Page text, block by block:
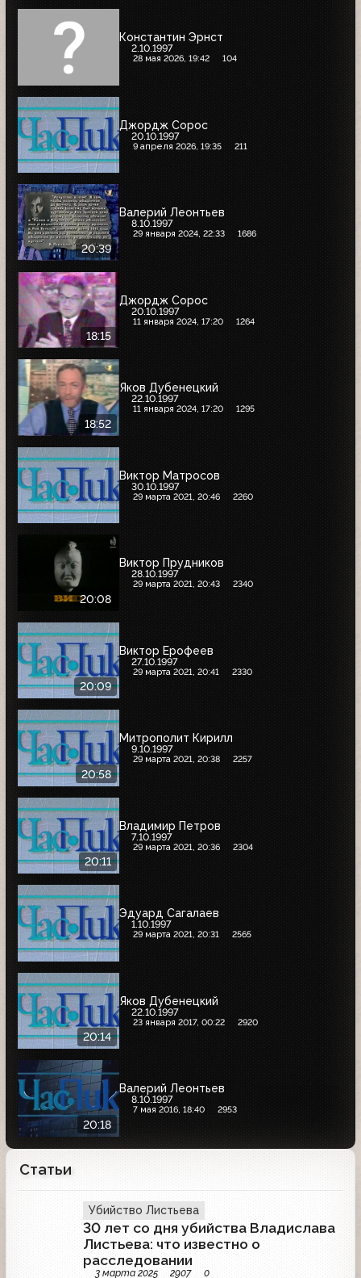
Константин Эрнст
2.10.1997
28 мая 2026, 19:42 104
Джордж Сорос
20.10.1997
9 апреля 2026, 19:35 211
20:39
Валерий Леонтьев
8.10.1997
29 января 2024, 22:33 1686
18:15
Джордж Сорос
20.10.1997
11 января 2024, 17:20 1264
18:52
Яков Дубенецкий
22.10.1997
11 января 2024, 17:20 1295
Виктор Матросов
30.10.1997
29 марта 2021, 20:46 2260
20:08
Виктор Прудников
28.10.1997
29 марта 2021, 20:43 2340
20:09
Виктор Ерофеев
27.10.1997
29 марта 2021, 20:41 2330
20:58
Митрополит Кирилл
9.10.1997
29 марта 2021, 20:38 2257
20:11
Владимир Петров
7.10.1997
29 марта 2021, 20:36 2304
Эдуард Сагалаев
1.10.1997
29 марта 2021, 20:31 2565
20:14
Яков Дубенецкий
22.10.1997
23 января 2017, 00:22 2920
20:18
Валерий Леонтьев
8.10.1997
7 мая 2016, 18:40 2953
Статьи
Убийство Листьева
30 лет со дня убийства Владислава
Листьева: что известно о
расследовании
3 марта 2025 2907 0